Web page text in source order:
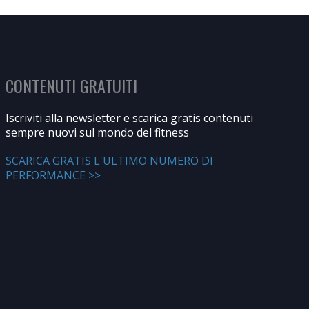
CONTENUTI GRATUITI
Iscriviti alla newsletter e scarica gratis contenuti
sempre nuovi sul mondo del fitness
SCARICA GRATIS L'ULTIMO NUMERO DI
PERFORMANCE >>